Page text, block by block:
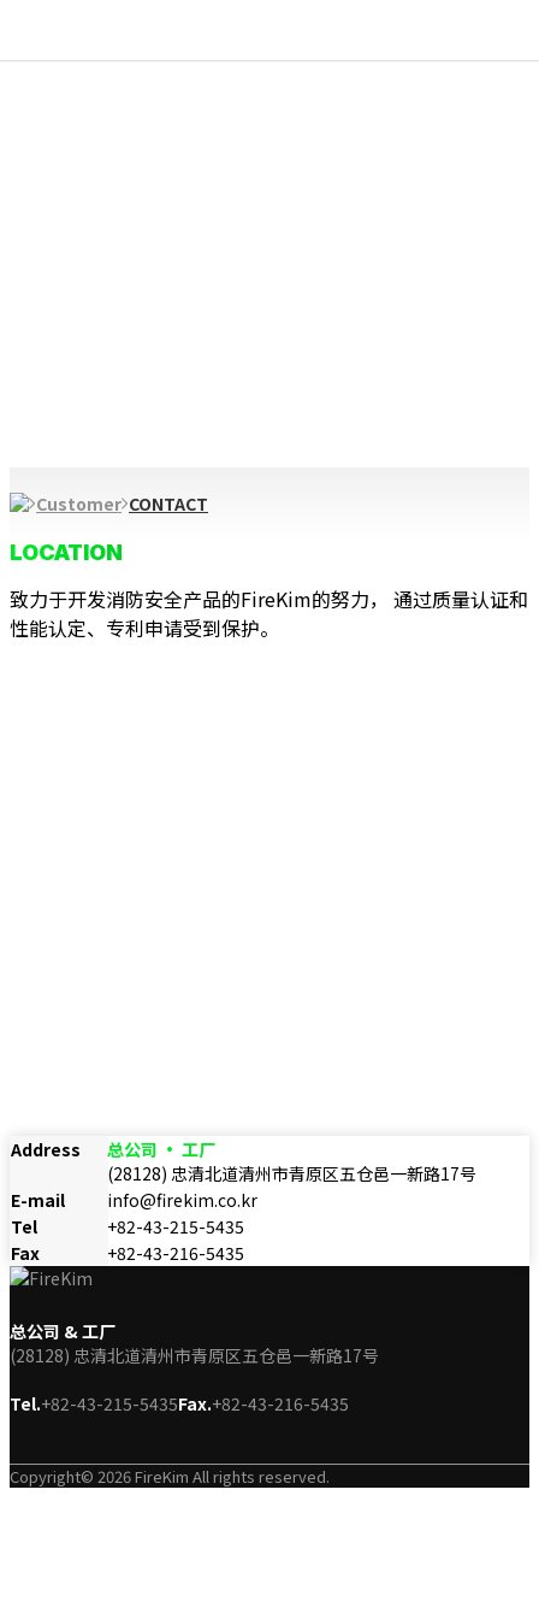
Customer CONTACT
LOCATION
致力于开发消防安全产品的FireKim的努力， 通过质量认证和
性能认定、专利申请受到保护。
Address
总公司 · 工厂
(28128) 忠清北道清州市青原区五仓邑一新路17号
E-mail
info@firekim.co.kr
Tel
+82-43-215-5435
Fax
+82-43-216-5435
总公司 & 工厂
(28128) 忠清北道清州市青原区五仓邑一新路17号
Tel.+82-43-215-5435Fax.+82-43-216-5435
Copyright© 2026 FireKim All rights reserved.